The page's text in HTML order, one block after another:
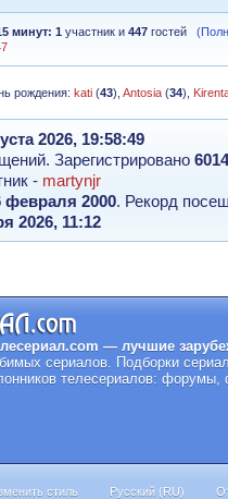
минут: 1 участник и447 гостей
рождения:kati (43),Antosia (34),
2026, 19:58:49
Зарегистрировано
- martynjr
февраля 2000. Рекорд
2026, 11:12
— лучшие
сериалов. Подборки
телесериалов:
стиль Русский (RU)